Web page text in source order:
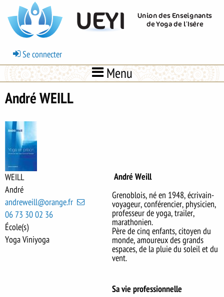
contenu
principal
UEYI
Union des Enseignants
de Yoga de l’Isère
Menu
du
compte
de
l'utilisateur
Se connecter
Menu
André WEILL
WEILL
André
andreweill@orange.fr
06 73 30 02 36
École(s)
Yoga Viniyoga
André Weill
Grenoblois, né en 1948, écrivain-
voyageur, conférencier, physicien,
professeur de yoga, trailer,
marathonien.
Père de cinq enfants, citoyen du
monde, amoureux des grands
espaces, de la pluie du soleil et du
vent.
Sa vie professionnelle